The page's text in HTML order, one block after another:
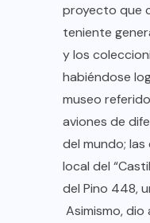
proyecto que
teniente
y los
habiéndose
museo
aviones de
del mundo;
local del
del Pino 448,
Asimismo,